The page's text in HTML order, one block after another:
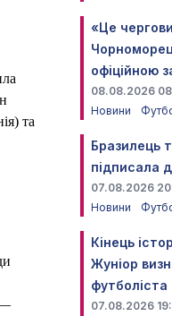
та
—
«Це
офіційною
08.08.2026
Новини
Бразилець
підписала
07.08.2026
Новини
Кінець
Жуніор
футболіста
07.08.2026